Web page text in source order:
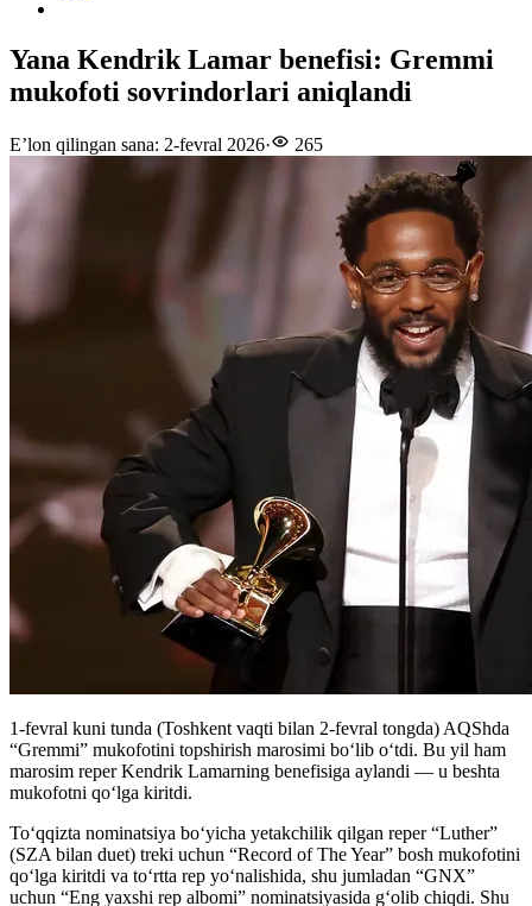
Yana Kendrik Lamar benefisi: Gremmi
mukofoti sovrindorlari aniqlandi
E’lon qilingan sana: 2-fevral 2026· 265
1-fevral kuni tunda (Toshkent vaqti bilan 2-fevral tongda) AQShda
“Gremmi” mukofotini topshirish marosimi bo‘lib o‘tdi. Bu yil ham
marosim reper Kendrik Lamarning benefisiga aylandi — u beshta
mukofotni qo‘lga kiritdi.
To‘qqizta nominatsiya bo‘yicha yetakchilik qilgan reper “Luther”
(SZA bilan duet) treki uchun “Record of The Year” bosh mukofotini
qo‘lga kiritdi va to‘rtta rep yo‘nalishida, shu jumladan “GNX”
uchun “Eng yaxshi rep albomi” nominatsiyasida g‘olib chiqdi. Shu